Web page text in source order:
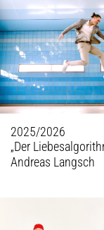
2025/2026
„Der
Andreas Langsch